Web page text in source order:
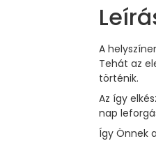
A
Tehát az
történik.
Az így
nap
Így Önnek